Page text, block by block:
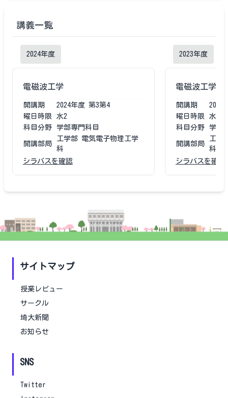
講義一覧
2024年度
電磁波工学
開講期 2024年度 第3第4
曜日時限
水2
科目分野
学部専門科目
開講部局
工学部 電気電子物理工学
科
シラバスを確認
2023年度
電磁波工学
開講期 2023
曜日時限
水2
科目分野
学部
開講部局
工学
科
シラバスを確認
サイトマップ
授業レビュー
サークル
埼大新聞
お知らせ
SNS
Twitter